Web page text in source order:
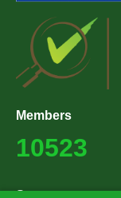
Members
10523